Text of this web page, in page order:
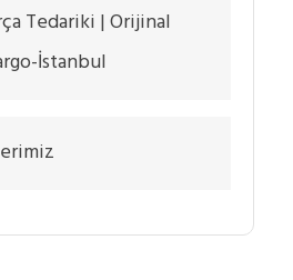
Tedariki | Orijinal
İstanbul